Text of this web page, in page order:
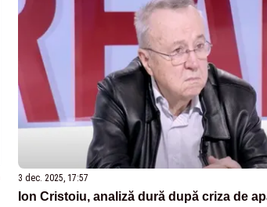
3 dec. 2025, 17:57
Ion Cristoiu, analiză dură după criza de